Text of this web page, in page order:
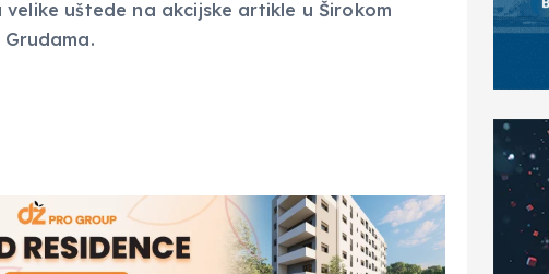
uštede na akcijske artikle u Širokom